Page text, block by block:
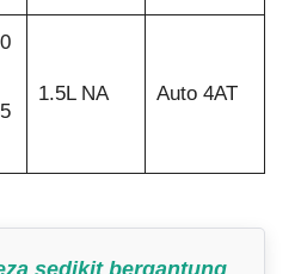
1.5L NA Auto 4AT